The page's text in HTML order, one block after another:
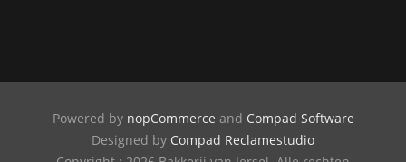
Powered by nopCommerce and Compad Software
Designed by Compad Reclamestudio